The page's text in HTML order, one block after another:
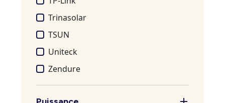
Trinasolar
TSUN
Uniteck
Zendure